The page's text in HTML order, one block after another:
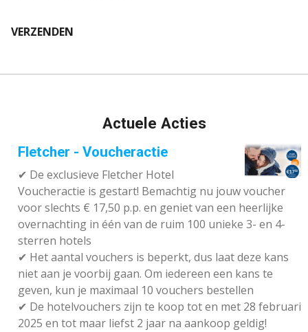
VERZENDEN
Actuele Acties
Fletcher - Voucheractie
✔ De exclusieve Fletcher Hotel
Voucheractie is gestart! Bemachtig nu jouw voucher
voor slechts € 17,50 p.p. en geniet van een heerlijke
overnachting in één van de ruim 100 unieke 3- en 4-
sterren hotels
✔ Het aantal vouchers is beperkt, dus laat deze kans
niet aan je voorbij gaan. Om iedereen een kans te
geven, kun je maximaal 10 vouchers bestellen
✔ De hotelvouchers zijn te koop tot en met 28 februari
2025 en tot maar liefst 2 jaar na aankoop geldig!